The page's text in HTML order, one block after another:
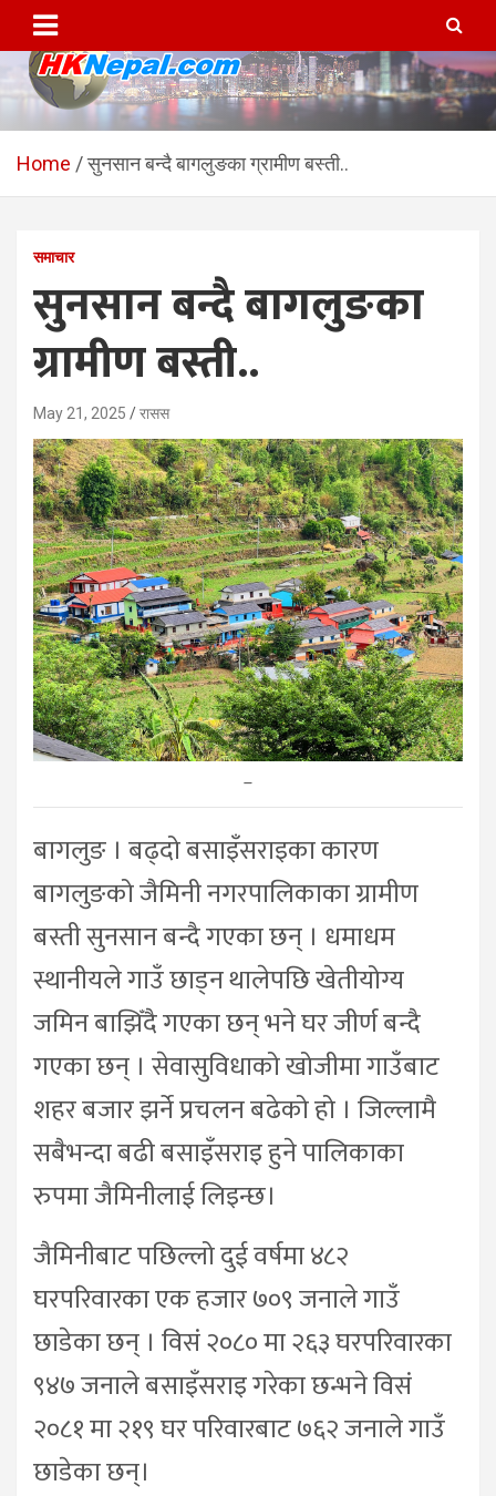
content
HKNepal.com – हङकङबाट
सञ्चालित पहिलो नेपाली अनलाईन
hknepal, hknepal.com, hk nepal, hk nepal com
Home सुनसान बन्दै बागलुङका ग्रामीण बस्ती..
समाचार
सुनसान बन्दै बागलुङका
ग्रामीण बस्ती..
May 21, 2025 रासस
–
बागलुङ । बढ्दो बसाइँसराइका कारण
बागलुङको जैमिनी नगरपालिकाका ग्रामीण
बस्ती सुनसान बन्दै गएका छन् । धमाधम
स्थानीयले गाउँ छाड्न थालेपछि खेतीयोग्य
जमिन बाझिँदै गएका छन् भने घर जीर्ण बन्दै
गएका छन् । सेवासुविधाको खोजीमा गाउँबाट
शहर बजार झर्ने प्रचलन बढेको हो । जिल्लामै
सबैभन्दा बढी बसाइँसराइ हुने पालिकाका
रुपमा जैमिनीलाई लिइन्छ।
जैमिनीबाट पछिल्लो दुई वर्षमा ४८२
घरपरिवारका एक हजार ७०९ जनाले गाउँ
छाडेका छन् । विसं २०८० मा २६३ घरपरिवारका
९४७ जनाले बसाइँसराइ गरेका छन्भने विसं
२०८१ मा २१९ घर परिवारबाट ७६२ जनाले गाउँ
छाडेका छन्।